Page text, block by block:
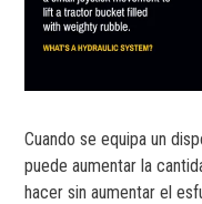
Cuando se equipa un
puede aumentar la
hacer sin aumentar el